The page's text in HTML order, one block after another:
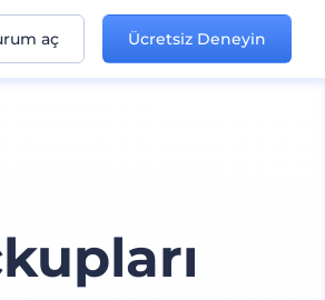
aç Ücretsiz Deneyin